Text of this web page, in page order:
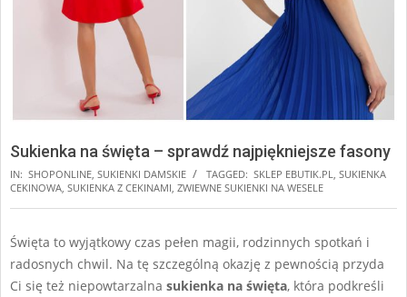
Sukienka na święta – sprawdź najpiękniejsze fasony
IN: SHOPONLINE SUKIENKI DAMSKIE TAGGED: SKLEP EBUTIK.PL
SUKIENKA
CEKINOWA SUKIENKA Z CEKINAMI ZWIEWNE SUKIENKI NA WESELE
Święta to wyjątkowy czas pełen magii, rodzinnych spotkań i
radosnych chwil. Na tę szczególną okazję z pewnością przyda
Ci się też niepowtarzalna sukienka na święta, która podkreśli